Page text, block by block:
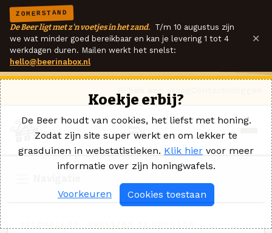
ZOMERSTAND
De Beer ligt met z'n voetjes in het zand. T/m 10 augustus zijn
we wat minder goed bereikbaar en kan je levering 1 tot 4
werkdagen duren. Mailen werkt het snelst:
hello@beerinabox.nl
×
Koekje erbij?
De Beer houdt van cookies, het liefst met honing.
Zodat zijn site super werkt en om lekker te
grasduinen in webstatistieken. Klik hier voor meer
informatie over zijn honingwafels.
Voorkeuren Cookies toestaan